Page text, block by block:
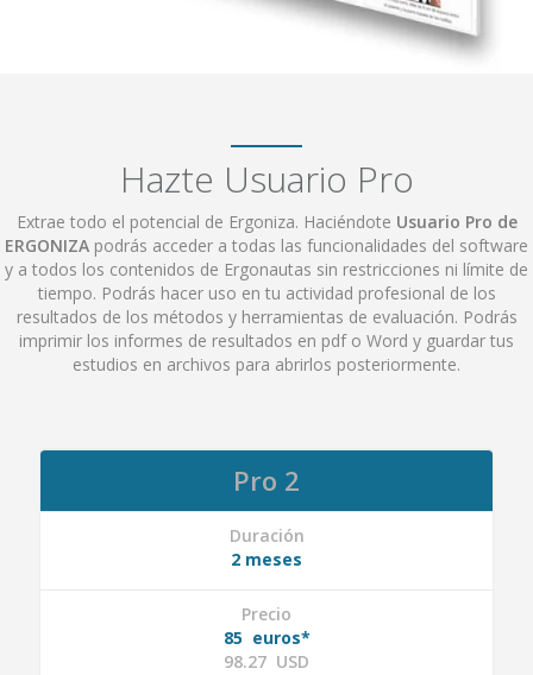
Hazte Usuario Pro
Extrae todo el potencial de Ergoniza. Haciéndote Usuario Pro de
ERGONIZA podrás acceder a todas las funcionalidades del software
y a todos los contenidos de Ergonautas sin restricciones ni límite de
tiempo. Podrás hacer uso en tu actividad profesional de los
resultados de los métodos y herramientas de evaluación. Podrás
imprimir los informes de resultados en pdf o Word y guardar tus
estudios en archivos para abrirlos posteriormente.
Pro 2
Duración
2 meses
Precio
85 euros*
98.27 USD